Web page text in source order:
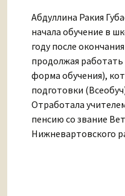
Абдуллина Ракия
начала обучение в
году после
продолжая работать
форма обучения),
подготовки
Отработала
пенсию со звание
Нижневартовского